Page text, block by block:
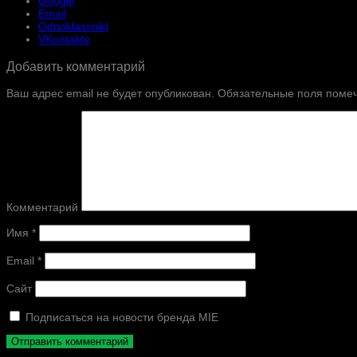
Email
Odnoklassniki
VKontakte
Добавить комментарий
Ваш адрес email не будет опубликован. Обязательные поля
Комментарий
Имя *
Email *
Сайт
Подписаться на новости бренда MIE